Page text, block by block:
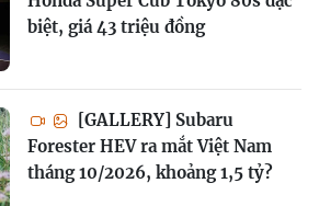
biệt, giá 43 triệu đồng
[GALLERY] Subaru
Forester HEV ra mắt Việt Nam
tháng 10/2026, khoảng 1,5 tỷ?